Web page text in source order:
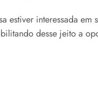
estiver interessada em
desse jeito a